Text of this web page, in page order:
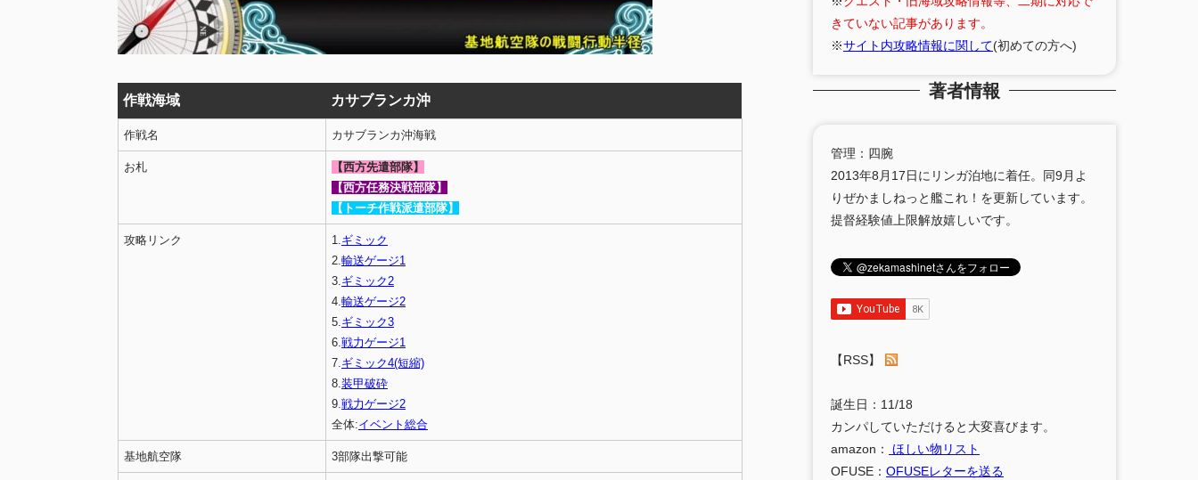
作戦海域 カサブランカ沖
作戦名 カサブランカ沖海戦
お札
【西方先遣部隊】
【西方任務決戦部隊】
【トーチ作戦派遣部隊】
攻略リンク 1. ギミック
2. 輸送ゲージ1
3. ギミック2
4. 輸送ゲージ2
5. ギミック3
6. 戦力ゲージ1
7. ギミック4(短縮)
8. 装甲破砕
9. 戦力ゲージ2
全体:イベント総合
基地航空隊 3部隊出撃可能
きていない記事があります。
※サイト内攻略情報に関して(初めての方へ)
著者情報
管理：四腕
2013年8月17日にリンガ泊地に着任。同9月よ
りぜかましねっと艦これ！を更新しています。
提督経験値上限解放嬉しいです。
【RSS】
誕生日：11/18
カンパしていただけると大変喜びます。
amazon：
ほしい物リスト
OFUSE： OFUSEレターを送る